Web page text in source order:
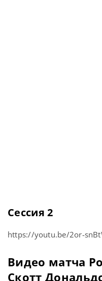
Сессия 2
https://youtu.be/2or-
Видео матча
Скотт